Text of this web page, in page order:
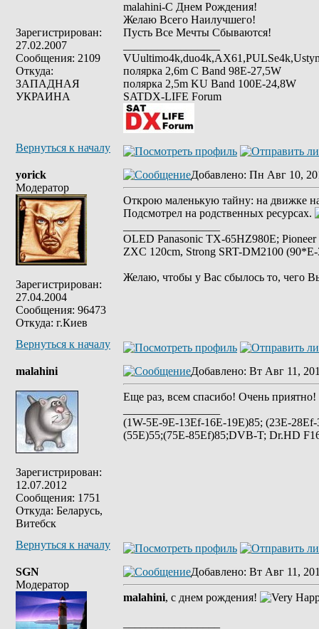
Зарегистрирован:
27.02.2007
Сообщения: 2109
Откуда:
ЗАПАДНАЯ
УКРАИНА
malahini-С Днем Рождения!
Желаю Всего Наилучшего!
Пусть Все Мечты Сбываются!
полярка 2,6m С Band 98Е-27,5W
полярка 2,5m KU Band 100E-24,8W
SATDX-LIFE Forum
Вернуться к началу
yorick
Модератор
Зарегистрирован:
27.04.2004
Сообщения: 96473
Откуда: г.Киев
Добавлено: Пн Авг 10,
Открою маленькую тайну: на движке
Подсмотрел на родственных ресурсах.
OLED Panasonic TX-65HZ980E;
ZXC 120cm, Strong SRT-DM2100
Желаю, чтобы у Вас сбылось то, чего
Вернуться к началу
malahini
Зарегистрирован:
12.07.2012
Сообщения: 1751
Откуда: Беларусь,
Витебск
Добавлено: Вт Авг 11,
Еще раз, всем спасибо! Очень приятно!
(1W-5E-9E-13Ef-16E-19E)85; (23E-
(55E)55;(75E-85Ef)85;DVB-T; Dr.HD
Вернуться к началу
SGN
Модератор
Добавлено: Вт Авг 11,
malahini, с днем рождения!